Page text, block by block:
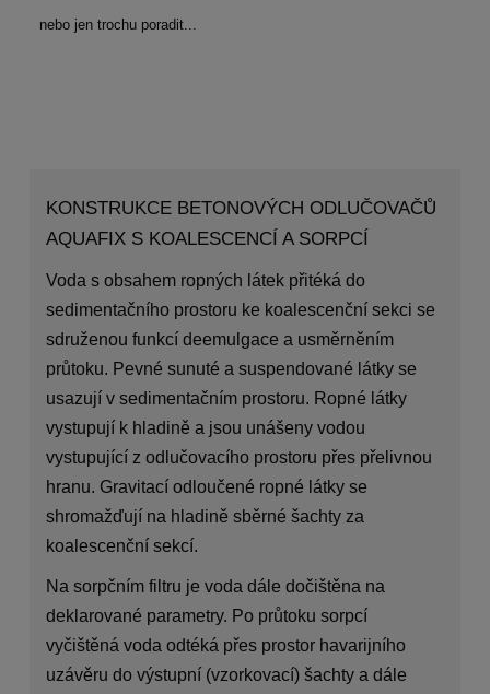
nebo jen trochu poradit...
KONSTRUKCE BETONOVÝCH ODLUČOVAČŮ
AQUAFIX S KOALESCENCÍ A SORPCÍ
Voda s obsahem ropných látek přitéká do
sedimentačního prostoru ke koalescenční sekci se
sdruženou funkcí deemulgace a usměrněním
průtoku. Pevné sunuté a suspendované látky se
usazují v sedimentačním prostoru. Ropné látky
vystupují k hladině a jsou unášeny vodou
vystupující z odlučovacího prostoru přes přelivnou
hranu. Gravitací odloučené ropné látky se
shromažďují na hladině sběrné šachty za
koalescenční sekcí.
Na sorpčním filtru je voda dále dočištěna na
deklarované parametry. Po průtoku sorpcí
vyčištěná voda odtéká přes prostor havarijního
uzávěru do výstupní (vzorkovací) šachty a dále